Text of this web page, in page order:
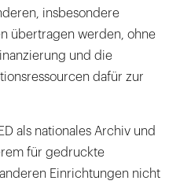
insbesondere
übertragen werden, ohne
und die
dafür zur
als nationales Archiv und
für gedruckte
Einrichtungen nicht